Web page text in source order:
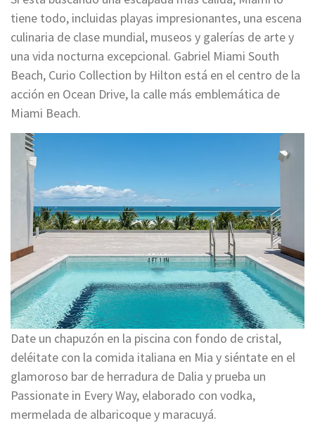
tiene todo, incluidas playas impresionantes, una escena
culinaria de clase mundial, museos y galerías de arte y
una vida nocturna excepcional. Gabriel Miami South
Beach, Curio Collection by Hilton está en el centro de la
acción en Ocean Drive, la calle más emblemática de
Miami Beach.
Date un chapuzón en la piscina con fondo de cristal,
deléitate con la comida italiana en Mia y siéntate en el
glamoroso bar de herradura de Dalia y prueba un
Passionate in Every Way, elaborado con vodka,
mermelada de albaricoque y maracuyá.